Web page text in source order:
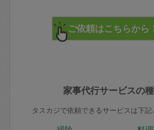
家事代行サービスの
タスカジで依頼できるサービスは下記